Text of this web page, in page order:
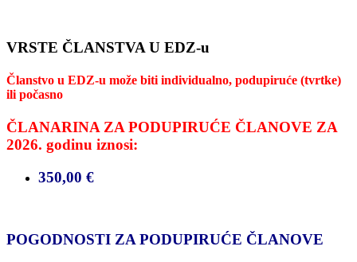
VRSTE ČLANSTVA U EDZ-u
Članstvo u EDZ-u može biti individualno, podupiruće (tvrtke)
ili počasno
ČLANARINA ZA PODUPIRUĆE ČLANOVE ZA
2026. godinu iznosi:
350,00 €
POGODNOSTI ZA PODUPIRUĆE ČLANOVE